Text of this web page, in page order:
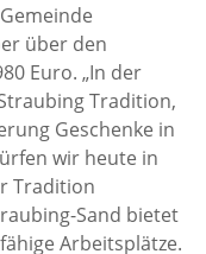
über den
Euro. „In der
Tradition,
Geschenke in
wir heute in
Tradition
Sand bietet
Arbeitsplätze.